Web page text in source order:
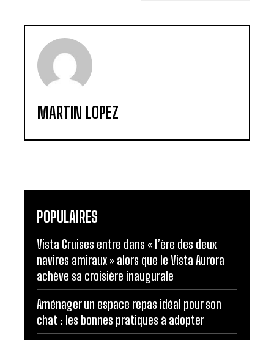
MARTIN LOPEZ
POPULAIRES
Vista Cruises entre dans « l’ère des deux
navires amiraux » alors que le Vista Aurora
achève sa croisière inaugurale
Aménager un espace repas idéal pour son
chat : les bonnes pratiques à adopter